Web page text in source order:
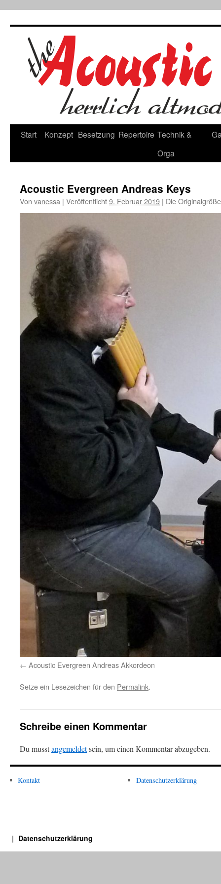
Start Konzept Besetzung Repertoire Technik &
Orga
Acoustic Evergreen Andreas Keys
Von vanessa | Veröffentlicht9. Februar 2019 | Die
Acoustic Evergreen Andreas Akkordeon
Setze ein Lesezeichen für den Permalink.
Schreibe einen Kommentar
Du musstangemeldetsein, um einen Kommentar abzugeben.
Kontakt Datenschutzerklärung
Datenschutzerklärung